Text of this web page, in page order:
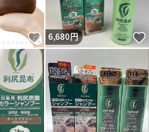
いいね！
6,680円